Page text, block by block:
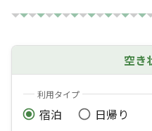
空き
利用タイプ
宿泊 日帰り